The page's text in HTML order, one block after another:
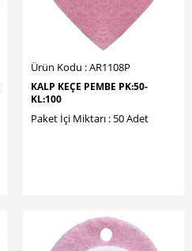
Ürün Kodu : AR1108P
KALP KEÇE PEMBE PK:50-
KL:100
Paket İçi Miktarı : 50 Adet